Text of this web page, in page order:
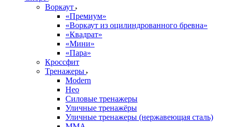
Воркаут
«Премиум»
«Воркаут из оцилиндрованного бревна»
«Квадрат»
«Мини»
«Пара»
Кроссфит
Тренажеры
Modern
Нео
Силовые тренажеры
Уличные тренажёры
Уличные тренажеры (нержавеющая сталь)